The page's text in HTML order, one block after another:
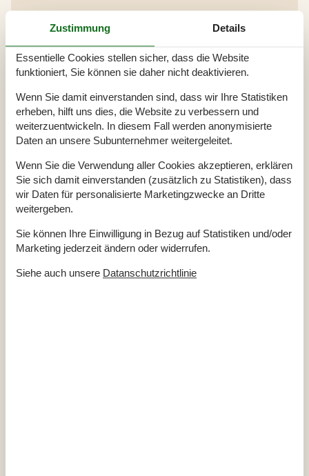
Gesamte Ausstattung
Aktivitäten
Badezimmer
TOILETTE. Heißes und kaltes Wasser
Diverse
Alternative Heizung, Wärmepumpe
Anzahl Haustiere 1
Baujahr 1827
Baumaterial: Holz
EL exkl.
Ferienhaus
Ganzjähriges Haus
Haustiere Ja 1
Heizung, Elektroheizung
Self-Service-Check-in
Zustimmung Details
Essentielle Cookies stellen sicher, dass die Website
funktioniert, Sie können sie daher nicht deaktivieren.
Wenn Sie damit einverstanden sind, dass wir Ihre Statistiken
erheben, hilft uns dies, die Website zu verbessern und
weiterzuentwickeln. In diesem Fall werden anonymisierte
Daten an unsere Subunternehmer weitergeleitet.
Wenn Sie die Verwendung aller Cookies akzeptieren, erklären
Sie sich damit einverstanden (zusätzlich zu Statistiken), dass
wir Daten für personalisierte Marketingzwecke an Dritte
weitergeben.
Sie können Ihre Einwilligung in Bezug auf Statistiken und/oder
Marketing jederzeit ändern oder widerrufen.
Siehe auch unsere Datanschutzrichtlinie